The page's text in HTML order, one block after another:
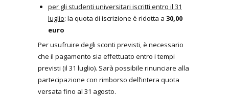
per gli studenti universitari iscritti entro il 31
luglio: la quota di iscrizione è ridotta a 30,00
euro
Per usufruire degli sconti previsti, è necessario
che il pagamento sia effettuato entro i tempi
previsti (il 31 luglio). Sarà possibile rinunciare alla
partecipazione con rimborso dell’intera quota
versata fino al 31 agosto.